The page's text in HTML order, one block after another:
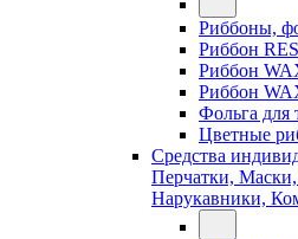
Риббоны,
Риббон
Риббон
Риббон
Фольга для
Цветные
Средства
Перчатки,
Нарукавники,